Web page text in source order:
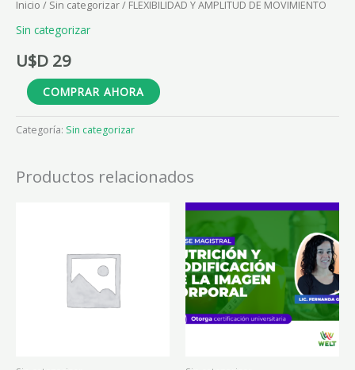
Inicio / Sin categorizar/ FLEXIBILIDAD Y AMPLITUD DE MOVIMIENTO
Sin categorizar
U$D 29
COMPRAR AHORA
Categoría: Sin categorizar
Productos relacionados